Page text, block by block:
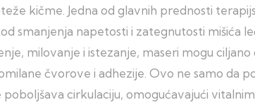
kičme. Jedna od glavnih prednosti
smanjenja napetosti i zategnutosti mišića
milovanje i istezanje, maseri mogu
čvorove i adhezije. Ovo ne samo da
cirkulaciju, omogućavajući